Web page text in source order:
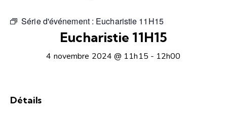
Série d'événement : Eucharistie 11H15
Eucharistie 11H15
4 novembre 2024 @ 11h15 - 12h00
Détails